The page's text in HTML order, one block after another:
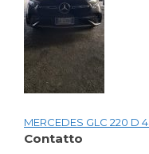
MERCEDES GLC 220 D
Contatto